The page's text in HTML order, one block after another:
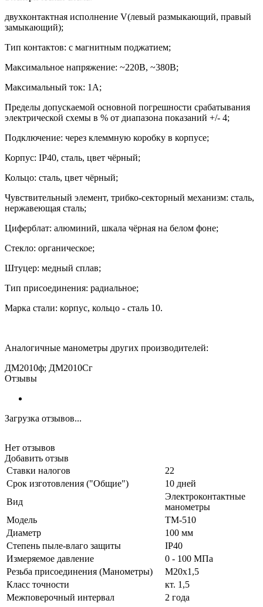
двухконтактная исполнение V(левый размыкающий, правый
замыкающий);
Тип контактов: с магнитным поджатием;
Максимальное напряжение: ~220В, ~380В;
Максимальный ток: 1А;
Пределы допускаемой основной погрешности срабатывания
электрической схемы в % от диапазона показаний +/- 4;
Подключение: через клеммную коробку в корпусе;
Корпус: IP40, сталь, цвет чёрный;
Кольцо: сталь, цвет чёрный;
Чувствительный элемент, трибко-секторный механизм: сталь,
нержавеющая сталь;
Циферблат: алюминий, шкала чёрная на белом фоне;
Стекло: органическое;
Штуцер: медный сплав;
Тип присоединения: радиальное;
Марка стали: корпус, кольцо - сталь 10.
Аналогичные манометры других производителей:
ДМ2010ф; ДМ2010Сг
Отзывы
Загрузка отзывов...
Нет отзывов
Добавить отзыв
Ставки налогов
22
Срок изготовления ("Общие")
10 дней
Вид
Электроконтактные
манометры
Модель
ТМ-510
Диаметр
100 мм
Степень пыле-влаго защиты
IP40
Измеряемое давление
0 - 100 МПа
Резьба присоединения (Манометры)
М20х1,5
Класс точности
кт. 1,5
Межповерочный интервал
2 года